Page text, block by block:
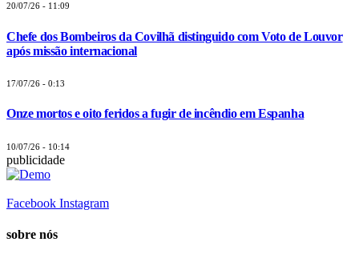
20/07/26 - 11:09
Chefe dos Bombeiros da Covilhã distinguido com Voto de Louvor
após missão internacional
17/07/26 - 0:13
Onze mortos e oito feridos a fugir de incêndio em Espanha
10/07/26 - 10:14
publicidade
Facebook Instagram
sobre nós